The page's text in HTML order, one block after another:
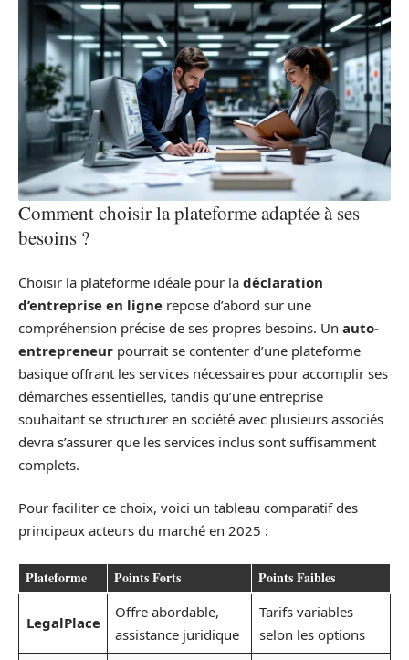
Comment choisir la plateforme adaptée à ses
besoins ?
Choisir la plateforme idéale pour la déclaration
d’entreprise en ligne repose d’abord sur une
compréhension précise de ses propres besoins. Un auto-
entrepreneur pourrait se contenter d’une plateforme
basique offrant les services nécessaires pour accomplir ses
démarches essentielles, tandis qu’une entreprise
souhaitant se structurer en société avec plusieurs associés
devra s’assurer que les services inclus sont suffisamment
complets.
Pour faciliter ce choix, voici un tableau comparatif des
principaux acteurs du marché en 2025 :
Plateforme Points Forts Points Faibles
LegalPlace
Offre abordable,
assistance juridique
Tarifs variables
selon les options